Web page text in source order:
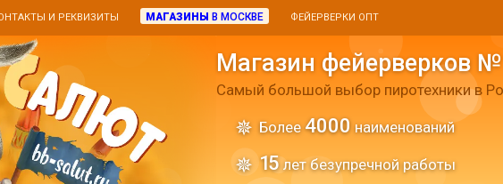
И РЕКВИЗИТЫ МАГАЗИНЫ В МОСКВЕ ФЕЙЕРВЕРКИ ОПТ
Магазин фейерверков
Самый большой выбор пиротехники в
Более 4000 наименований
15 лет безупречной работы